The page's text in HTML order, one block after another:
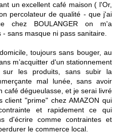
un excellent café maison ( l'Or,
percolateur de qualité - que j'ai
chez BOULANGER on m'a
sans masque ni pass sanitaire.
toujours sans bouger, au
m’acquitter d'un stationnement
les produits, sans subir la
mal lunée, sans avoir
café dégueulasse, et je serai livré
client "prime" chez AMAZON qui
et rapidement ce qui
d'écrire comme contraintes et
le commerce local.